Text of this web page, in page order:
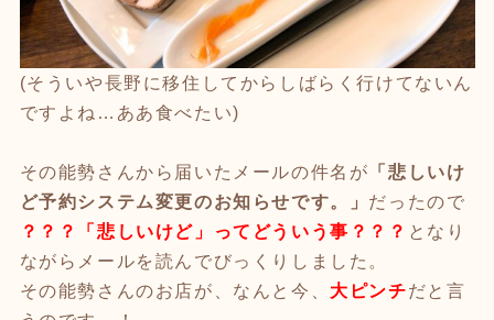
(そういや長野に移住してからしばらく行けてないん
ですよね…ああ食べたい)
その能勢さんから届いたメールの件名が 「悲しいけ
ど予約システム変更のお知らせです。」 だったので
？？？「悲しいけど」ってどういう事？？？ となり
ながらメールを読んでびっくりしました。
その能勢さんのお店が、なんと今、 大ピンチだと言